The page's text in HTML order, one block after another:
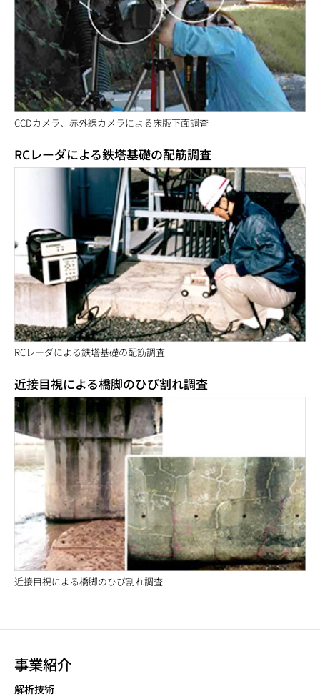
CCDカメラ、赤外線カメラによる床版下面調査
RCレーダによる鉄塔基礎の配筋調査
RCレーダによる鉄塔基礎の配筋調査
近接目視による橋脚のひび割れ調査
近接目視による橋脚のひび割れ調査
事業紹介
解析技術